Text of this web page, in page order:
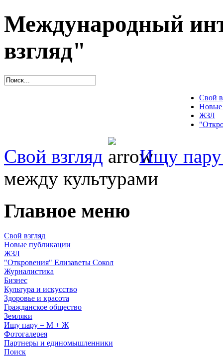
Международный
взгляд"
Свой
Новые
ЖЗЛ
Свой взгляд
Ищу
между культурами
Главное меню
Свой взгляд
Новые публикации
ЖЗЛ
"Откровения" Елизаветы Сокол
Журналистика
Бизнес
Культура и искусство
Здоровье и красота
Гражданское общество
Земляки
Ищу пару = М + Ж
Фотогалерея
Партнеры и единомышленники
Поиск